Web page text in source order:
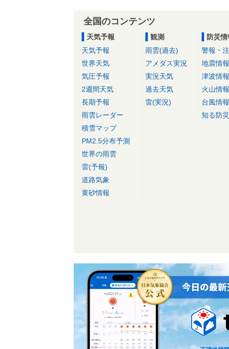
全国のコンテンツ
天気予報
天気予報
世界天気
気圧予報
2週間天気
長期予報
雨雲レーダー
積雪マップ
PM2.5分布予測
世界の雨雲
雷(予報)
道路気象
黄砂情報
観測
雨雲(過去)
アメダス実況
実況天気
過去天気
雷(実況)
防災情
警報・
地震情報
津波情報
火山情報
台風情報
知る防災